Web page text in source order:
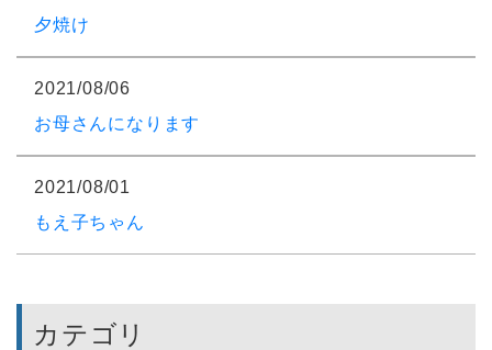
夕焼け
2021/08/06
お母さんになります
2021/08/01
もえ子ちゃん
カテゴリ